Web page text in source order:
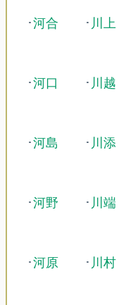
･河合 ･ 川上
･河口 ･ 川越
･河島 ･ 川添
･河野 ･ 川端
･河原 ･ 川村